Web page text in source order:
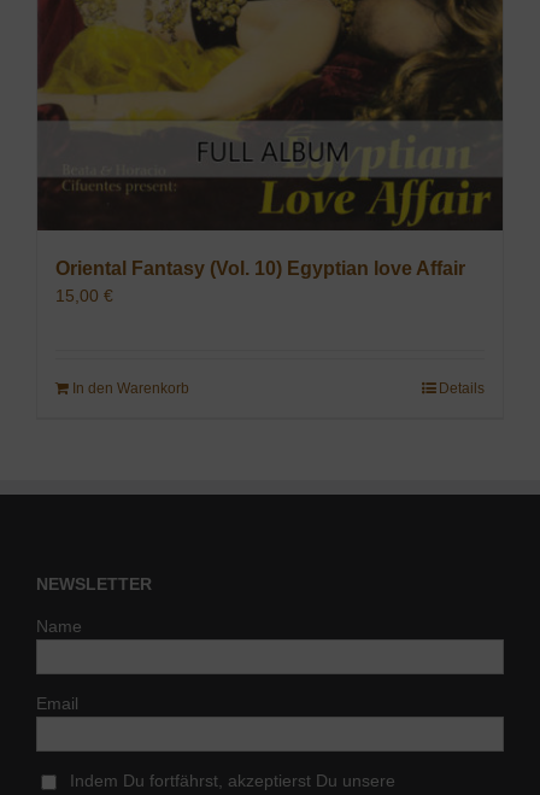
Oriental Fantasy (Vol. 10) Egyptian love Affair
15,00 €
In den Warenkorb Details
NEWSLETTER
Name
Email
Indem Du fortfährst, akzeptierst Du unsere